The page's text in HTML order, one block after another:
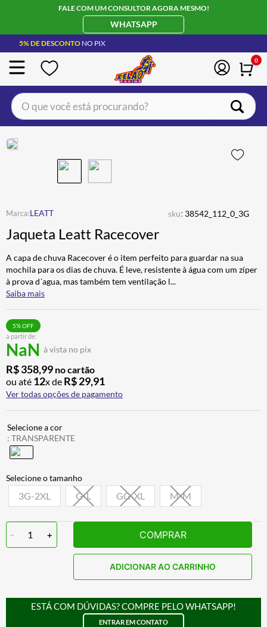
FALE COM UM CONSULTOR AGORA MESMO!
WHATSAPP
5% DE DESCONTO NO PIX
0
O que você está procurando?
LEATT sku: 38542_112_0_3G
Jaqueta Leatt Racecover
A capa de chuva Racecover é o item perfeito para guardar na sua
mochila para os dias de chuva. É leve, resistente à água com um zíper
à prova d´agua, mas também tem ventilação l...
Saiba mais
a partir de:
NaN à vista no pix
5% OFF
R$358,99 no cartão
ou até 12x de R$29,91
Ver todas opções de pagamento
: TRANSPARENTE
3G-2XL G-L GG-XL M-M
- 1 + COMPRAR
ADICIONAR AO CARRINHO
ESTÁ COM DÚVIDAS? COMPRE PELO WHATSAPP!
ENTRAR EM CONTATO
BOTA
4º ÓCULOS SOLAR
5º LUVA
6º BAU
7º CALÇA
8º ALPINESTAR
9º
10º